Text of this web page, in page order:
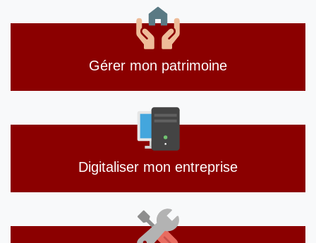
Gérer mon patrimoine
Digitaliser mon entreprise